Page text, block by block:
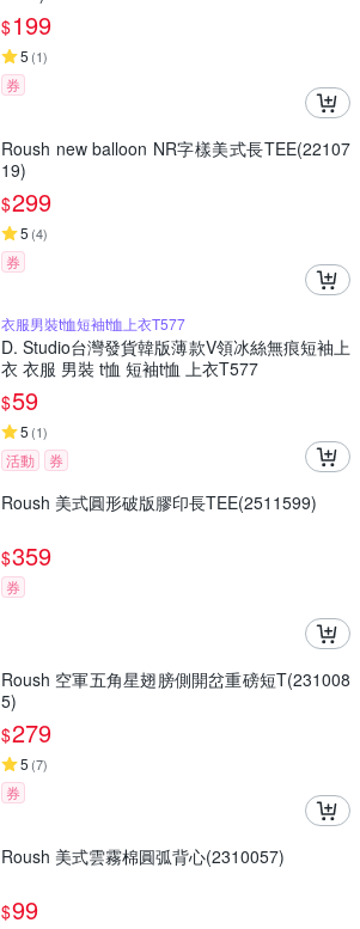
$199
5 (1)
券
Roush new balloon NR字樣美式長TEE(22107
19)
$299
5 (4)
券
衣服男裝t恤短袖t恤上衣T577
D. Studio台灣發貨韓版薄款V領冰絲無痕短袖上
衣 衣服 男裝 t恤 短袖t恤 上衣T577
$59
5 (1)
活動 券
Roush 美式圓形破版膠印長TEE(2511599)
$359
券
Roush 空軍五角星翅膀側開岔重磅短T(231008
5)
$279
5 (7)
券
Roush 美式雲霧棉圓弧背心(2310057)
$99